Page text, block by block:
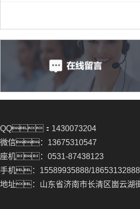
QQ：1430073204
微信：13675310547
座机：0531-87438123
手机：15589935888/18653132888
地址：山东省济南市长清区崮云湖